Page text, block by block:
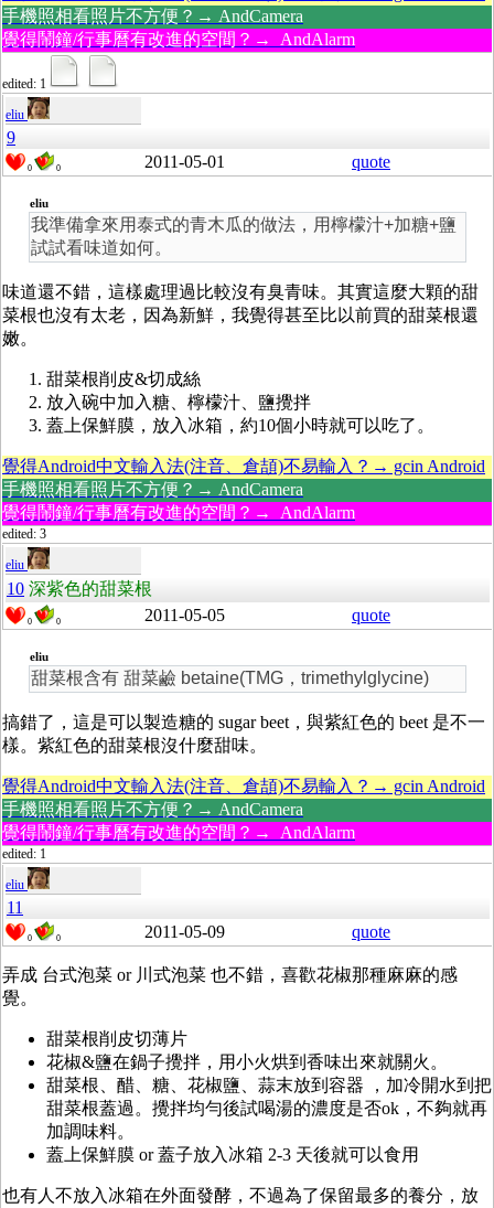
手機照相看照片不方便？→ AndCamera
覺得鬧鐘/行事曆有改進的空間？→ AndAlarm
edited: 1
eliu
9
0 0 2011-05-01 quote
eliu
我準備拿來用泰式的青木瓜的做法，用檸檬汁+加糖+鹽
試試看味道如何。
味道還不錯，這樣處理過比較沒有臭青味。其實這麼大顆的甜
菜根也沒有太老，因為新鮮，我覺得甚至比以前買的甜菜根還
嫩。
甜菜根削皮&切成絲
放入碗中加入糖、檸檬汁、鹽攪拌
蓋上保鮮膜，放入冰箱，約10個小時就可以吃了。
覺得Android中文輸入法(注音、倉頡)不易輸入？→ gcin Android
手機照相看照片不方便？→ AndCamera
覺得鬧鐘/行事曆有改進的空間？→ AndAlarm
edited: 3
eliu
10 深紫色的甜菜根
0 0 2011-05-05 quote
eliu
甜菜根含有 甜菜鹼 betaine(TMG，trimethylglycine)
搞錯了，這是可以製造糖的 sugar beet，與紫紅色的 beet 是不一
樣。紫紅色的甜菜根沒什麼甜味。
覺得Android中文輸入法(注音、倉頡)不易輸入？→ gcin Android
手機照相看照片不方便？→ AndCamera
覺得鬧鐘/行事曆有改進的空間？→ AndAlarm
edited: 1
eliu
11
0 0 2011-05-09 quote
弄成 台式泡菜 or 川式泡菜 也不錯，喜歡花椒那種麻麻的感
覺。
甜菜根削皮切薄片
花椒&鹽在鍋子攪拌，用小火烘到香味出來就關火。
甜菜根、醋、糖、花椒鹽、蒜末放到容器 ，加冷開水到把
甜菜根蓋過。攪拌均勻後試喝湯的濃度是否ok，不夠就再
加調味料。
蓋上保鮮膜 or 蓋子放入冰箱 2-3 天後就可以食用
也有人不放入冰箱在外面發酵，不過為了保留最多的養分，放